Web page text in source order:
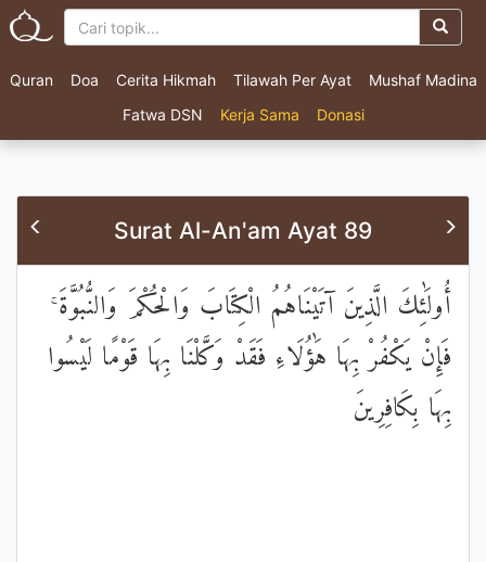
Quran Doa Cerita Hikmah Tilawah Per Ayat
Mushaf Madina
Fatwa DSN
Kerja Sama Donasi
Surat Al-An'am Ayat 89
أُولَٰئِكَ الَّذِينَ آتَيْنَاهُمُ الْكِتَابَ وَالْحُكْمَ وَالنُّبُوَّةَ ۚ
فَإِنْ يَكْفُرْ بِهَا هَٰؤُلَاءِ فَقَدْ وَكَّلْنَا بِهَا قَوْمًا لَيْسُوا
بِهَا بِكَافِرِينَ